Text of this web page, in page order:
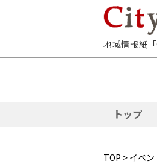
地域情報紙
トップ
TOP > イベン